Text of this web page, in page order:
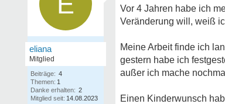
eliana
Mitglied
Beiträge: 4
Themen: 1
Danke erhalten: 2
Mitglied seit: 14.08.2023
Vor 4 Jahren habe ich
Veränderung will, weiß
Meine Arbeit finde ich
gestern habe ich
außer ich mache
Einen Kinderwunsch